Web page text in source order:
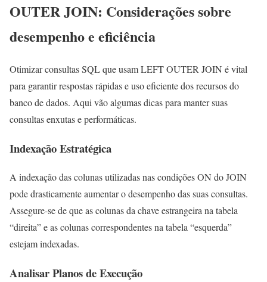
OUTER JOIN: Considerações sobre
desempenho e eficiência
Otimizar consultas SQL que usam LEFT OUTER JOIN é vital
para garantir respostas rápidas e uso eficiente dos recursos do
banco de dados. Aqui vão algumas dicas para manter suas
consultas enxutas e performáticas.
Indexação Estratégica
A indexação das colunas utilizadas nas condições ON do JOIN
pode drasticamente aumentar o desempenho das suas consultas.
Assegure-se de que as colunas da chave estrangeira na tabela
“direita” e as colunas correspondentes na tabela “esquerda”
estejam indexadas.
Analisar Planos de Execução